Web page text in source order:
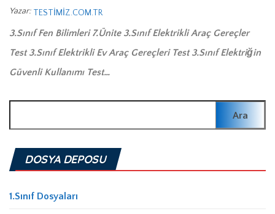
Yazar: TESTIMIZ.COM.TR
3.Sınıf Fen Bilimleri 7.Ünite 3.Sınıf Elektrikli Araç Gereçler
Test 3.Sınıf Elektrikli Ev Araç Gereçleri Test 3.Sınıf Elektriğin
Güvenli Kullanımı Test…
DOSYA DEPOSU
1.Sınıf Dosyaları